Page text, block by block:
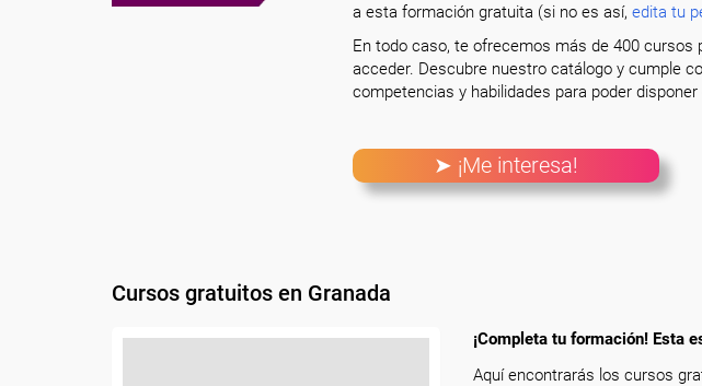
a esta formación gratuita (si no es así, edita tu
En todo caso, te ofrecemos más de 400 cursos
acceder. Descubre nuestro catálogo y cumple
competencias y habilidades para poder
➤ ¡Me interesa!
Cursos gratuitos en Granada
¡Completa tu formación! Esta
Aquí encontrarás los cursos